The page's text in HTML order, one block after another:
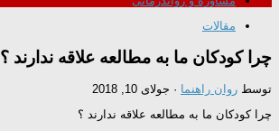
مقالات
چرا کودکان ما به مطالعه علاقه ندارند ؟
توسط روان راهنما · جولای 10, 2018
چرا کودکان ما به مطالعه علاقه ندارند ؟